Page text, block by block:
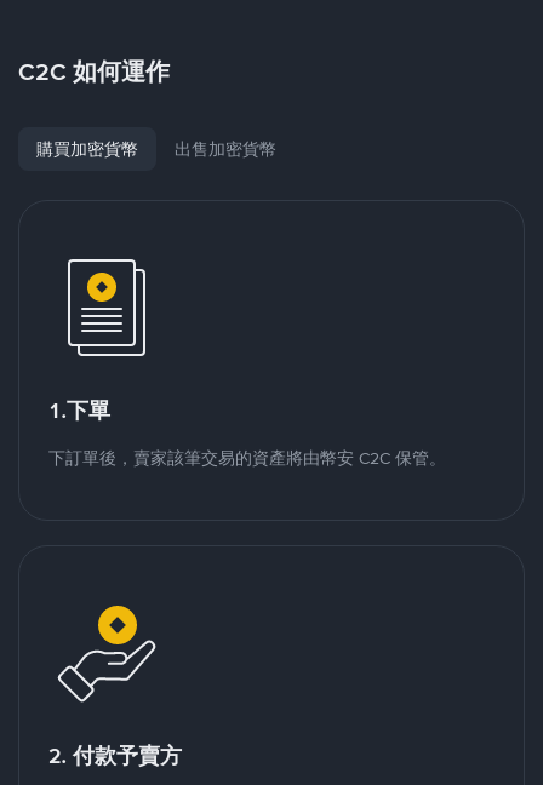
C2C 如何運作
購買加密貨幣 出售加密貨幣
1.下單
下訂單後，賣家該筆交易的資產將由幣安 C2C 保管。
2. 付款予賣方